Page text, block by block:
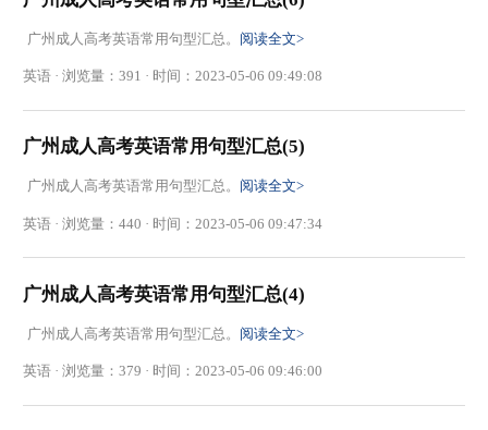
广州成人高考英语常用句型汇总。 阅读全文>
英语 · 浏览量：391 · 时间：2023-05-06 09:49:08
广州成人高考英语常用句型汇总(5)
广州成人高考英语常用句型汇总。 阅读全文>
英语 · 浏览量：440 · 时间：2023-05-06 09:47:34
广州成人高考英语常用句型汇总(4)
广州成人高考英语常用句型汇总。 阅读全文>
英语 · 浏览量：379 · 时间：2023-05-06 09:46:00